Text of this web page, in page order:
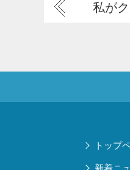
私が
トップ